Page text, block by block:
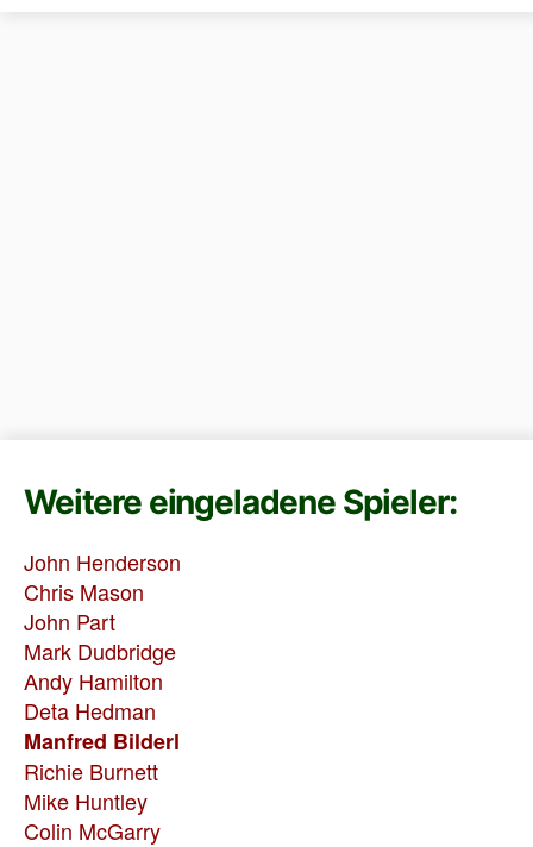
Weitere eingeladene Spieler:
John Henderson
Chris Mason
John Part
Mark Dudbridge
Andy Hamilton
Deta Hedman
Manfred Bilderl
Richie Burnett
Mike Huntley
Colin McGarry